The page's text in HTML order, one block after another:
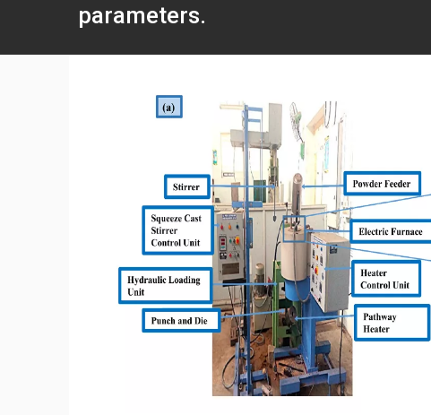
parameters.
Home
스퀴즈
Figure 1. (a) Schematic